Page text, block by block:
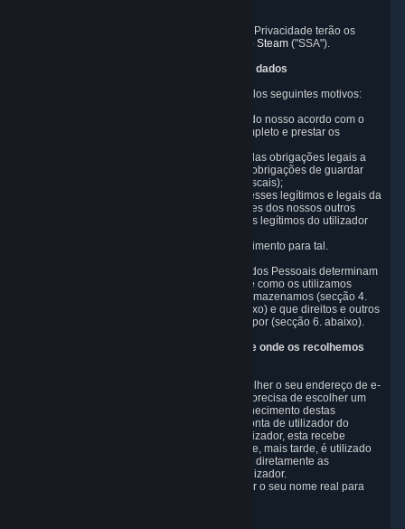
Outros termos em maiúsculas nesta Política de Privacidade terão os
Acordo de Subscrição Steam ("SSA").
2. Por que motivo a Valve recolhe e processa dados
A Valve recolhe e processa Dados Pessoais pelos seguintes motivos:
a) quando for necessário para o desempenho do nosso acordo com o
utilizador para fornecer um serviço de jogo completo e prestar os
b) quando for necessário para o cumprimento das obrigações legais a
que estamos sujeitos (por exemplo, as nossas obrigações de guardar
determinadas informações ao abrigo das leis fiscais);
c) quando for necessário para os fins dos interesses legítimos e legais da
Valve ou de terceiros (por exemplo, os interesses dos nossos outros
clientes), exceto quando os direitos e interesses legítimos do utilizador
d) quando o utilizador tiver dado o seu consentimento para tal.
Estes motivos para recolher e processar os Dados Pessoais determinam
e limitam os Dados Pessoais que recolhemos e como os utilizamos
(secção 3. abaixo), durante quanto tempo os armazenamos (secção 4.
abaixo), quem lhes tem acesso (secção 5. abaixo) e que direitos e outros
mecanismos de controlo o utilizador tem ao dispor (secção 6. abaixo).
3. Tipos de dados que recolhemos e fontes de onde os recolhemos
Quando configurar uma Conta, a Valve vai recolher o seu endereço de e-
mail e país de residência. O utilizador também precisa de escolher um
nome de utilizador e uma palavra-passe. O fornecimento destas
informações é necessário para registar uma Conta de utilizador do
Steam. Durante a configuração da conta do utilizador, esta recebe
automaticamente um número (a "Steam ID") que, mais tarde, é utilizado
para identificar a conta do utilizador, sem expor diretamente as
Informações de identificação pessoal desse utilizador.
O utilizador não precisa de fornecer nem utilizar o seu nome real para